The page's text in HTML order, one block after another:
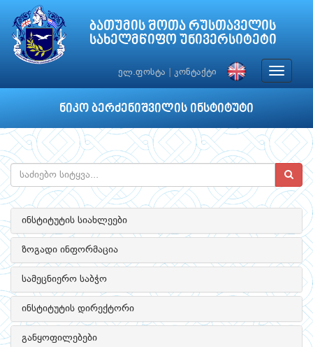
ბათუმის შოთა რუსთაველის
სახელმწიფო უნივერსიტეტი
ელ.ფოსტა კონტაქტი
Toggle
ნიკო ბერძენიშვილის ინსტიტუტი
ინსტიტუტის სიახლეები
ზოგადი ინფორმაცია
სამეცნიერო საბჭო
ინსტიტუტის დირექტორი
განყოფილებები